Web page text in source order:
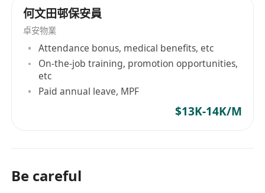
何文田邨保安員
卓安物業
Attendance bonus, medical benefits, etc
On-the-job training, promotion opportunities,
etc
Paid annual leave, MPF
$13K-14K/M
Be careful